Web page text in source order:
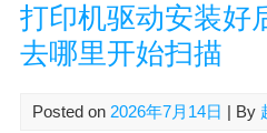
打印机驱动安装好
去哪里开始扫描
Posted on 2026年7月14日 | By